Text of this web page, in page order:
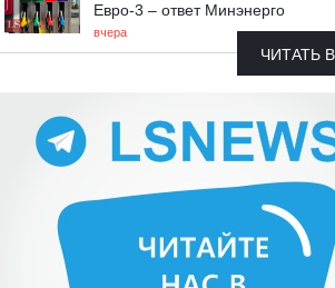
Евро-3 – ответ Минэнерго
вчера
ЧИТАТЬ